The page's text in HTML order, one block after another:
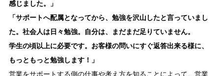
感じました。」
「サポートへ配属となってから、勉強を沢山したと言っていまし
た。社会人は日々勉強。自分は、まだまだ足りていません。
学生の頃以上に必要です。お客様の問いにすぐ返答出来る様に、
もっともっと勉強します！」
営業をサポートする側の仕事や考え方を知ることによって、営業